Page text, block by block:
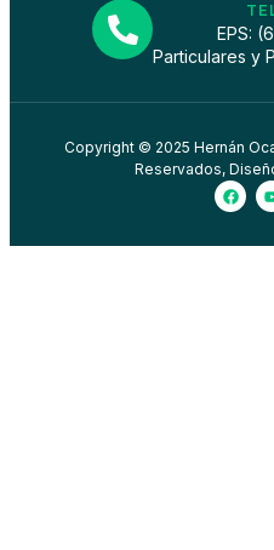
EPS:
Particulares y
Copyright © 2025 Hernán
Reservados,